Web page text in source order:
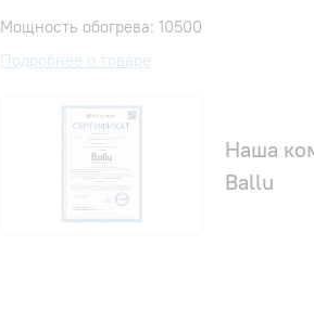
Мощность обогрева: 10500
Подробнее о товаре
Наша
Ballu